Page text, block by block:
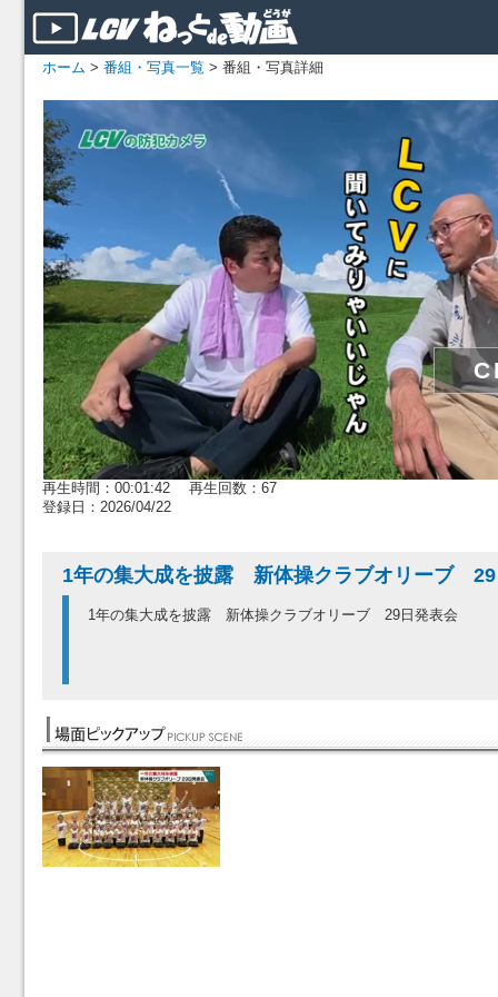
ホーム > 番組・写真一覧 > 番組・写真詳細
再生時間：00:01:42 再生回数：67
登録日：2026/04/22
1年の集大成を披露 新体操クラブオリーブ 29
1年の集大成を披露 新体操クラブオリーブ 29日発表会